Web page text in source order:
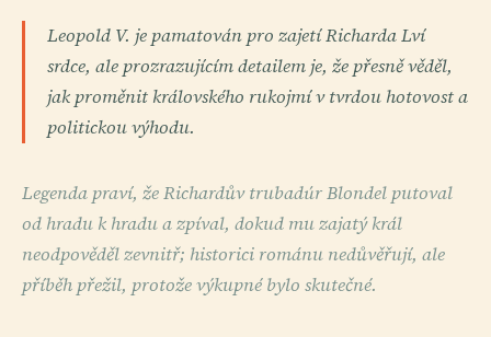
Leopold V. je pamatován pro zajetí Richarda Lví
srdce, ale prozrazujícím detailem je, že přesně věděl,
jak proměnit královského rukojmí v tvrdou hotovost a
politickou výhodu.
Legenda praví, že Richardův trubadúr Blondel putoval
od hradu k hradu a zpíval, dokud mu zajatý král
neodpověděl zevnitř; historici románu nedůvěřují, ale
příběh přežil, protože výkupné bylo skutečné.